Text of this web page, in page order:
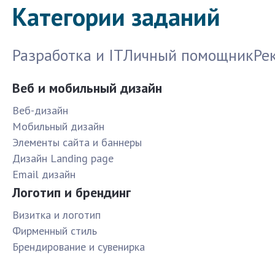
Категории заданий
Разработка и ITЛичный помощник
Веб и мобильный дизайн
Веб-дизайн
Мобильный дизайн
Элементы сайта и баннеры
Дизайн Landing page
Email дизайн
Логотип и брендинг
Визитка и логотип
Фирменный стиль
Брендирование и сувенирка